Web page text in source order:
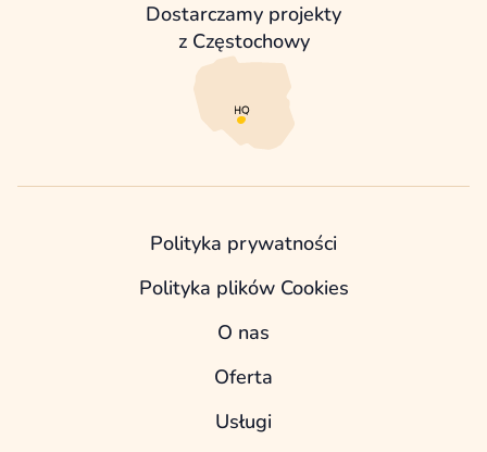
Dostarczamy projekty
z Częstochowy
Polityka prywatności
Polityka plików Cookies
O nas
Oferta
Usługi